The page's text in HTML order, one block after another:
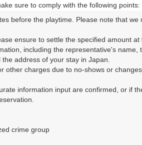
OUT
OUT
OUT
sure to comply with the following points:
before the playtime. Please note that
ensure to settle the specified amount at
including the representative's
address of your stay in Japan.
other charges due to no-shows or
information input are confirmed, or if
crime group